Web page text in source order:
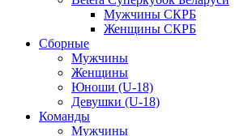
Мужчины СКРБ
Женщины СКРБ
Сборные
Мужчины
Женщины
Юноши (U-18)
Девушки (U-18)
Команды
Мужчины